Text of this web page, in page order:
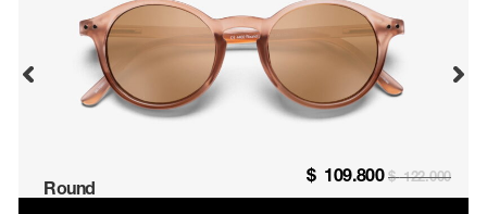
Round
$ 109.800 $ 122.000